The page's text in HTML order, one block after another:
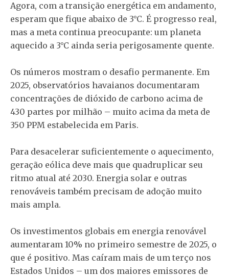
Agora, com a transição energética em andamento,
esperam que fique abaixo de 3°C. É progresso real,
mas a meta continua preocupante: um planeta
aquecido a 3°C ainda seria perigosamente quente.
Os números mostram o desafio permanente. Em
2025, observatórios havaianos documentaram
concentrações de dióxido de carbono acima de
430 partes por milhão – muito acima da meta de
350 PPM estabelecida em Paris.
Para desacelerar suficientemente o aquecimento,
geração eólica deve mais que quadruplicar seu
ritmo atual até 2030. Energia solar e outras
renováveis também precisam de adoção muito
mais ampla.
Os investimentos globais em energia renovável
aumentaram 10% no primeiro semestre de 2025, o
que é positivo. Mas caíram mais de um terço nos
Estados Unidos – um dos maiores emissores de